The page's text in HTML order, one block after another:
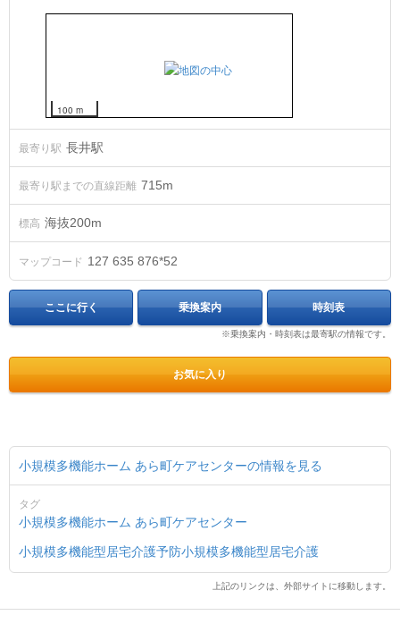
100 m
最寄り駅 長井駅
最寄り駅までの直線距離 715m
標高 海抜200m
マップコード 127 635 876*52
ここに行く 乗換案内 時刻表
※乗換案内・時刻表は最寄駅の情報です。
お気に入り
小規模多機能ホーム あら町ケアセンターの情報を見る
タグ
小規模多機能ホーム あら町ケアセンター
小規模多機能型居宅介護予防小規模多機能型居宅介護
上記のリンクは、外部サイトに移動します。